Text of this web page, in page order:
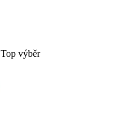
Top výběr